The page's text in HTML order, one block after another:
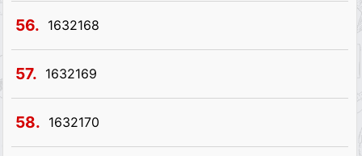
56. 1632168
57. 1632169
58. 1632170